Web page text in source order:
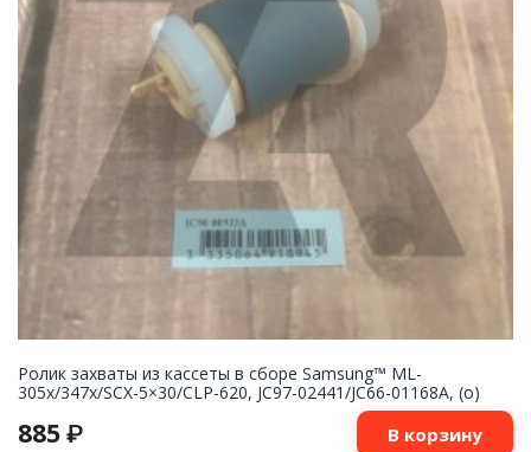
Ролик захваты из кассеты в сборе Samsung™ ML-
305x/347x/SCX-5×30/CLP-620, JC97-02441/JC66-01168A, (o)
885 ₽ В корзину